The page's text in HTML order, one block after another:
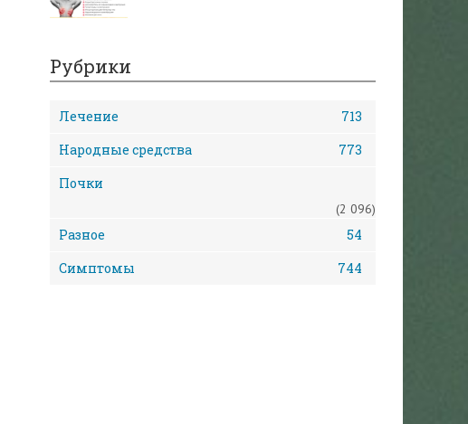
Рубрики
Лечение
713
Народные средства
773
Почки
(2 096)
Разное
54
Симптомы
744